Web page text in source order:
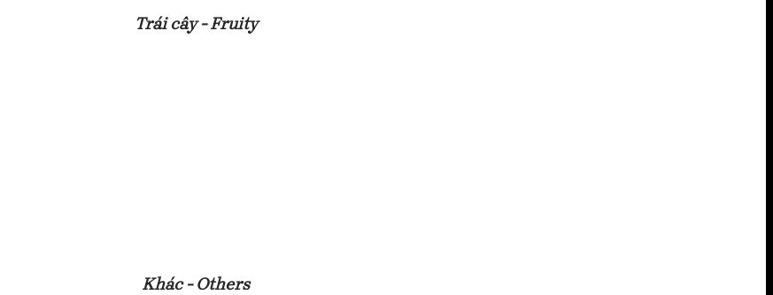
Trái cây - Fruity
Khác - Others